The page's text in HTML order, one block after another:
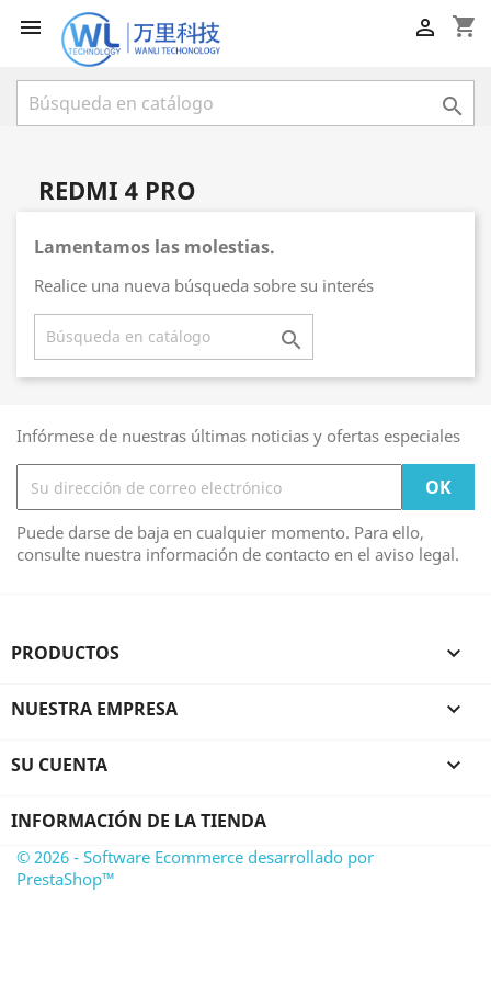
 shopping_cart


REDMI 4 PRO
Lamentamos las molestias.
Realice una nueva búsqueda sobre su interés

Infórmese de nuestras últimas noticias y ofertas especiales
Puede darse de baja en cualquier momento. Para ello,
consulte nuestra información de contacto en el aviso legal.
PRODUCTOS 
NUESTRA EMPRESA 
SU CUENTA 
INFORMACIÓN DE LA TIENDA
© 2026 - Software Ecommerce desarrollado por
PrestaShop™